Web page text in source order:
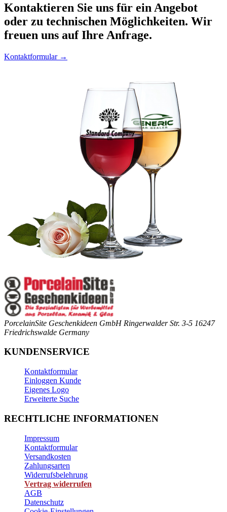
Kontaktieren Sie uns für ein Angebot
oder zu technischen Möglichkeiten. Wir
freuen uns auf Ihre Anfrage.
Kontaktformular →
PorcelainSite Geschenkideen GmbH Ringerwalder Str. 3-5 16247
Friedrichswalde Germany
KUNDENSERVICE
Kontaktformular
Einloggen Kunde
Eigenes Logo
Erweiterte Suche
RECHTLICHE INFORMATIONEN
Impressum
Kontaktformular
Versandkosten
Zahlungsarten
Widerrufsbelehrung
Vertrag widerrufen
AGB
Datenschutz